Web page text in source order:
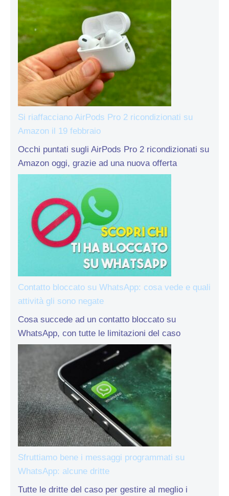
Si riaffacciano AirPods Pro 2 ricondizionati su
Amazon il 19 febbraio
Occhi puntati sugli AirPods Pro 2 ricondizionati su
Amazon oggi, grazie ad una nuova offerta
Contatto bloccato su WhatsApp: cosa vede e quali
attività gli sono negate
Cosa succede ad un contatto bloccato su
WhatsApp, con tutte le limitazioni del caso
Sfruttiamo bene i messaggi programmati su
WhatsApp: alcune dritte
Tutte le dritte del caso per gestire al meglio i